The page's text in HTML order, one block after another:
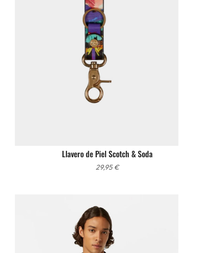
Llavero de Piel Scotch & Soda
29,95€